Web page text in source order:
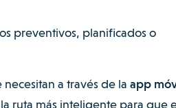
preventivos, planificados o
a través de la app
ruta más inteligente para que